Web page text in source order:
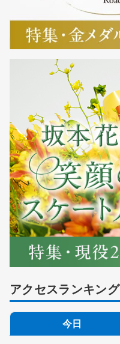
アクセスランキング
今日